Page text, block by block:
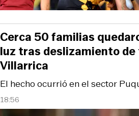
18:56
El hecho ocurrió en el sector
Cerca 50 familias
luz tras deslizamiento
Villarrica